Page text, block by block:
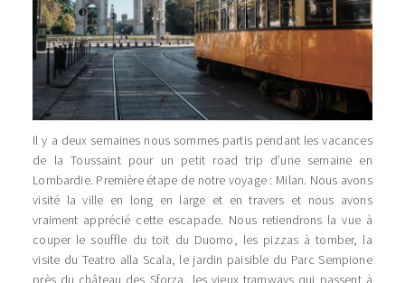
Il y a deux semaines nous sommes partis pendant les vacances
de la Toussaint pour un petit road trip d’une semaine en
Lombardie. Première étape de notre voyage : Milan. Nous avons
visité la ville en long en large et en travers et nous avons
vraiment apprécié cette escapade. Nous retiendrons la vue à
couper le souffle du toit du Duomo, les pizzas à tomber, la
visite du Teatro alla Scala, le jardin paisible du Parc Sempione
près du château des Sforza, les vieux tramways qui passent à